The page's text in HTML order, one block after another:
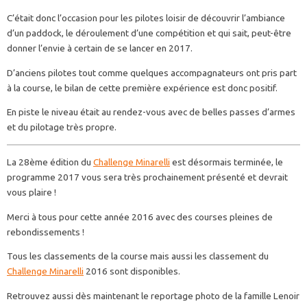
C’était donc l’occasion pour les pilotes loisir de découvrir l’ambiance
d’un paddock, le déroulement d’une compétition et qui sait, peut-être
donner l’envie à certain de se lancer en 2017.
D’anciens pilotes tout comme quelques accompagnateurs ont pris part
à la course, le bilan de cette première expérience est donc positif.
En piste le niveau était au rendez-vous avec de belles passes d’armes
et du pilotage très propre.
La 28ème édition du Challenge Minarelli est désormais terminée, le
programme 2017 vous sera très prochainement présenté et devrait
vous plaire !
Merci à tous pour cette année 2016 avec des courses pleines de
rebondissements !
Tous les classements de la course mais aussi les classement du
Challenge Minarelli 2016 sont disponibles.
Retrouvez aussi dès maintenant le reportage photo de la famille Lenoir